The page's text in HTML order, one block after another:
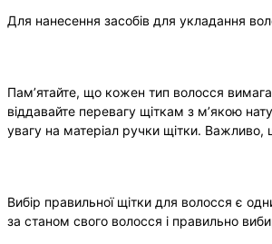
Для нанесення засобів для укладання
Пам’ятайте, що кожен тип волосся
віддавайте перевагу щіткам з м’якою
увагу на матеріал ручки щітки. Важливо,
Вибір правильної щітки для волосся є
за станом свого волосся і правильно